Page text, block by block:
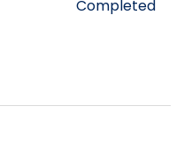
Completed